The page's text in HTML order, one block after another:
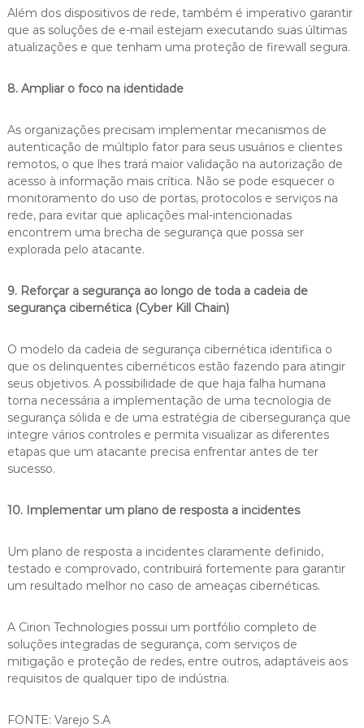
Além dos dispositivos de rede, também é imperativo garantir
que as soluções de e-mail estejam executando suas últimas
atualizações e que tenham uma proteção de firewall segura.
8. Ampliar o foco na identidade
As organizações precisam implementar mecanismos de
autenticação de múltiplo fator para seus usuários e clientes
remotos, o que lhes trará maior validação na autorização de
acesso à informação mais crítica. Não se pode esquecer o
monitoramento do uso de portas, protocolos e serviços na
rede, para evitar que aplicações mal-intencionadas
encontrem uma brecha de segurança que possa ser
explorada pelo atacante.
9. Reforçar a segurança ao longo de toda a cadeia de
segurança cibernética (Cyber Kill Chain)
O modelo da cadeia de segurança cibernética identifica o
que os delinquentes cibernéticos estão fazendo para atingir
seus objetivos. A possibilidade de que haja falha humana
torna necessária a implementação de uma tecnologia de
segurança sólida e de uma estratégia de cibersegurança que
integre vários controles e permita visualizar as diferentes
etapas que um atacante precisa enfrentar antes de ter
sucesso.
10. Implementar um plano de resposta a incidentes
Um plano de resposta a incidentes claramente definido,
testado e comprovado, contribuirá fortemente para garantir
um resultado melhor no caso de ameaças cibernéticas.
A Cirion Technologies possui um portfólio completo de
soluções integradas de segurança, com serviços de
mitigação e proteção de redes, entre outros, adaptáveis aos
requisitos de qualquer tipo de indústria.
FONTE: Varejo S.A